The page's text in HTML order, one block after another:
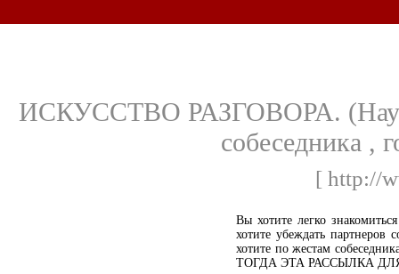
ИСКУССТВО РАЗГОВОРА.
собеседника ,
[ http://
Вы хотите легко
хотите убеждать партнеров
хотите по жестам
ТОГДА ЭТА РАССЫЛКА